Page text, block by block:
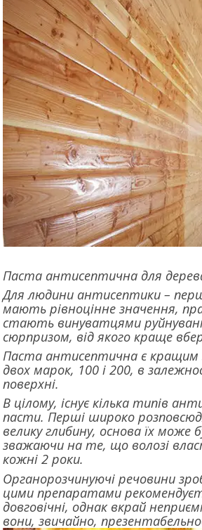
Паста антисептична для
Для людини антисептики –
мають рівноцінне значення,
стають винуватцями
сюрпризом, від якого краще
Паста антисептична є кращим
двох марок, 100 і 200, в
поверхні.
В цілому, існує кілька типів
пасти. Перші широко
велику глибину, основа їх
зважаючи на те, що волозі
кожні 2 роки.
Органорозчинуючі речовини
цими препаратами
довговічні, однак вкрай
вони, звичайно,